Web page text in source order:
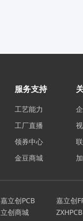
服务支持
工艺能力
工厂直播
领券中心
金豆商城
嘉立创PCB
嘉立创
立创商城
ZXHPCB